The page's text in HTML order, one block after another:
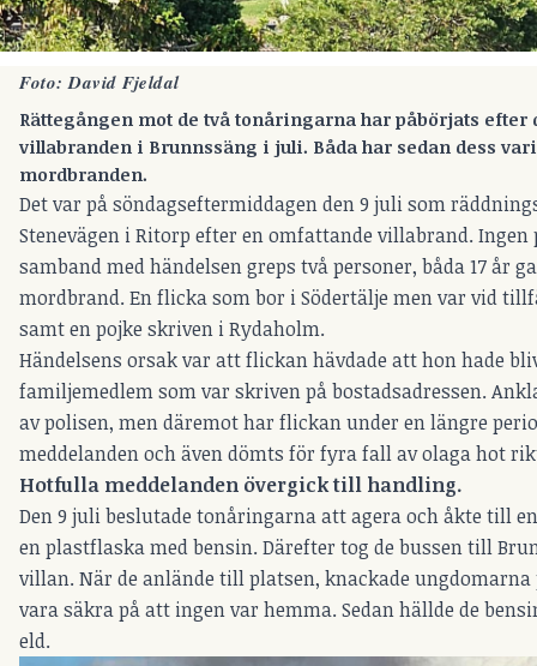
Foto: David Fjeldal
Rättegången mot de två tonåringarna har påbörjats efter
villabranden i Brunnssäng i juli. Båda har sedan dess
mordbranden.
Det var på söndagseftermiddagen den 9 juli som
Stenevägen i Ritorp efter en omfattande villabrand. Ingen
samband med händelsen greps två personer, båda 17 år
mordbrand. En flicka som bor i Södertälje men var vid
samt en pojke skriven i Rydaholm.
Händelsens orsak var att flickan hävdade att hon hade
familjemedlem som var skriven på bostadsadressen.
av polisen, men däremot har flickan under en längre
meddelanden och även dömts för fyra fall av olaga hot
Hotfulla meddelanden övergick till handling.
Den 9 juli beslutade tonåringarna att agera och åkte till
en plastflaska med bensin. Därefter tog de bussen till
villan. När de anlände till platsen, knackade
vara säkra på att ingen var hemma. Sedan hällde de
eld.